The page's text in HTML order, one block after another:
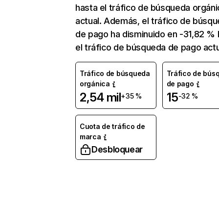
hasta el tráfico de búsqueda
actual. Además, el tráfico de
de pago ha disminuido en -31,82 %
el tráfico de búsqueda de pago
Tráfico de búsqueda
orgánica
2,54 mil+35 %
Tráfico de
de pago
15-32 %
Cuota de tráfico de
marca
Desbloquear